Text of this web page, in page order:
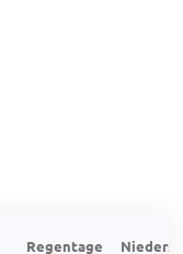
Regentage